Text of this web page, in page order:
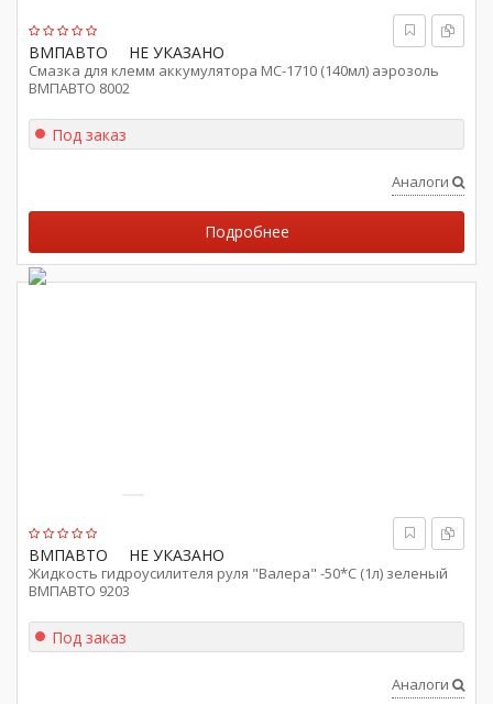
ВМПАВТО НЕ УКАЗАНО
Смазка для клемм аккумулятора МС-1710 (140мл) аэрозоль
ВМПАВТО 8002
Под заказ
Аналоги
Подробнее
ВМПАВТО НЕ УКАЗАНО
Жидкость гидроусилителя руля "Валера" -50*С (1л) зеленый
ВМПАВТО 9203
Под заказ
Аналоги